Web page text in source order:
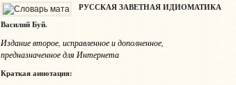
РУССКАЯ ЗАВЕТНАЯ ИДИОМАТИКА
Василий Буй.
Издание второе, исправленное и дополненное,
предназначенное для Интернета
Краткая аннотация: